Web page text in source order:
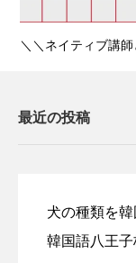
＼＼ネイティブ講
最近の投稿
犬の種類を
韓国語八王子